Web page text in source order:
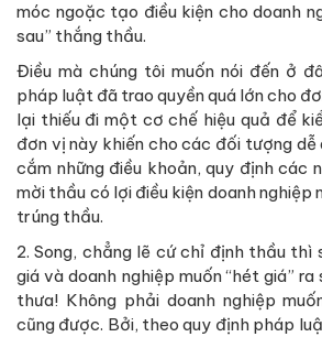
móc ngoặc tạo điều kiện cho doanh
sau” thắng thầu.
Điều mà chúng tôi muốn nói đến ở
pháp luật đã trao quyền quá lớn cho
lại thiếu đi một cơ chế hiệu quả để
đơn vị này khiến cho các đối tượng dễ
cắm những điều khoản, quy định các
mời thầu có lợi điều kiện doanh nghiệp
trúng thầu.
2. Song, chẳng lẽ cứ chỉ định thầu thì
giá và doanh nghiệp muốn “hét giá”
thưa! Không phải doanh nghiệp
cũng được. Bởi, theo quy định pháp